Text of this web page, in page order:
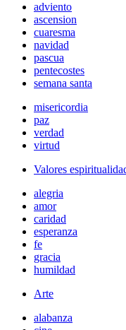
adviento
ascension
cuaresma
navidad
pascua
pentecostes
semana santa
misericordia
paz
verdad
virtud
Valores
alegria
amor
caridad
esperanza
fe
gracia
humildad
Arte
alabanza